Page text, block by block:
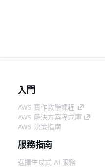
入門
AWS 實作教學課程
AWS 解決方案程式庫
AWS 決策指南
服務指南
選擇生成式 AI 服務